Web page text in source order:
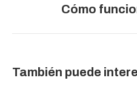
Cómo
También puede